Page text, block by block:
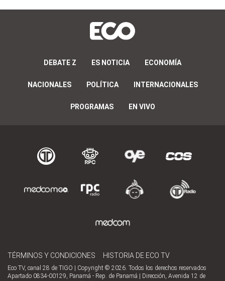
DEBATE Z ES NOTICIA ECONOMÍA
NACIONALES POLÍTICA INTERNACIONALES
PROGRAMAS EN VIVO
TÉRMINOS Y CONDICIONES HISTORIA DE ECO TV
Eco TV, canal 28 de TIGO | Copyright © 2026. Todos los derechos reservados
Apartado 0834-00129, Panamá - Rep. de Panamá | Dirección, Avenida 12 de